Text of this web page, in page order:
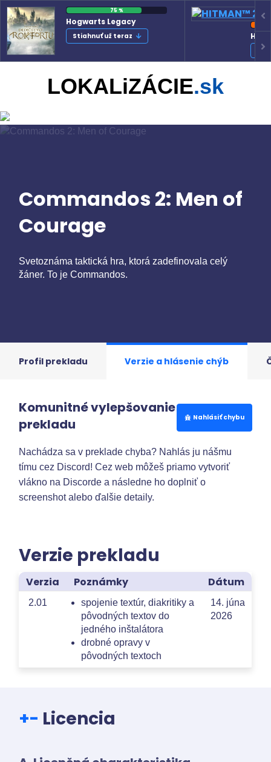
75 %
Hogwarts Legacy
Stiahnuť už teraz
LOKALiZÁCIE.sk
Commandos 2: Men of
Courage
Svetoznáma taktická hra, ktorá zadefinovala celý
žáner. To je Commandos.
Profil prekladu Verzie a hlásenie chýb
Komunitné vylepšovanie
prekladu
Nahlásiť chybu
Nachádza sa v preklade chyba? Nahlás ju nášmu
tímu cez Discord! Cez web môžeš priamo vytvoriť
vlákno na Discorde a následne ho doplniť o
screenshot alebo ďalšie detaily.
Verzie prekladu
Verzia Poznámky Dátum
2.01
spojenie textúr, diakritiky a
pôvodných textov do
jedného inštalátora
drobné opravy v
pôvodných textoch
14. júna
2026
+- Licencia